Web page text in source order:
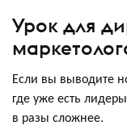
Урок для
Если вы выводите
где уже есть
в разы сложнее.